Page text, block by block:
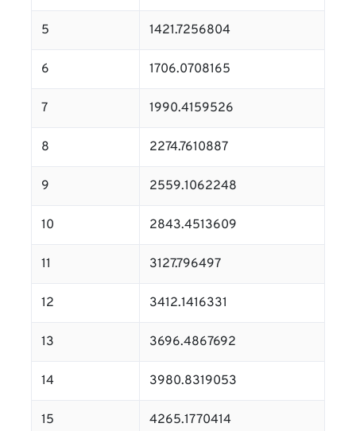
5 1421.7256804
6 1706.0708165
7 1990.4159526
8 2274.7610887
9 2559.1062248
10 2843.4513609
11 3127.796497
12 3412.1416331
13 3696.4867692
14 3980.8319053
15 4265.1770414